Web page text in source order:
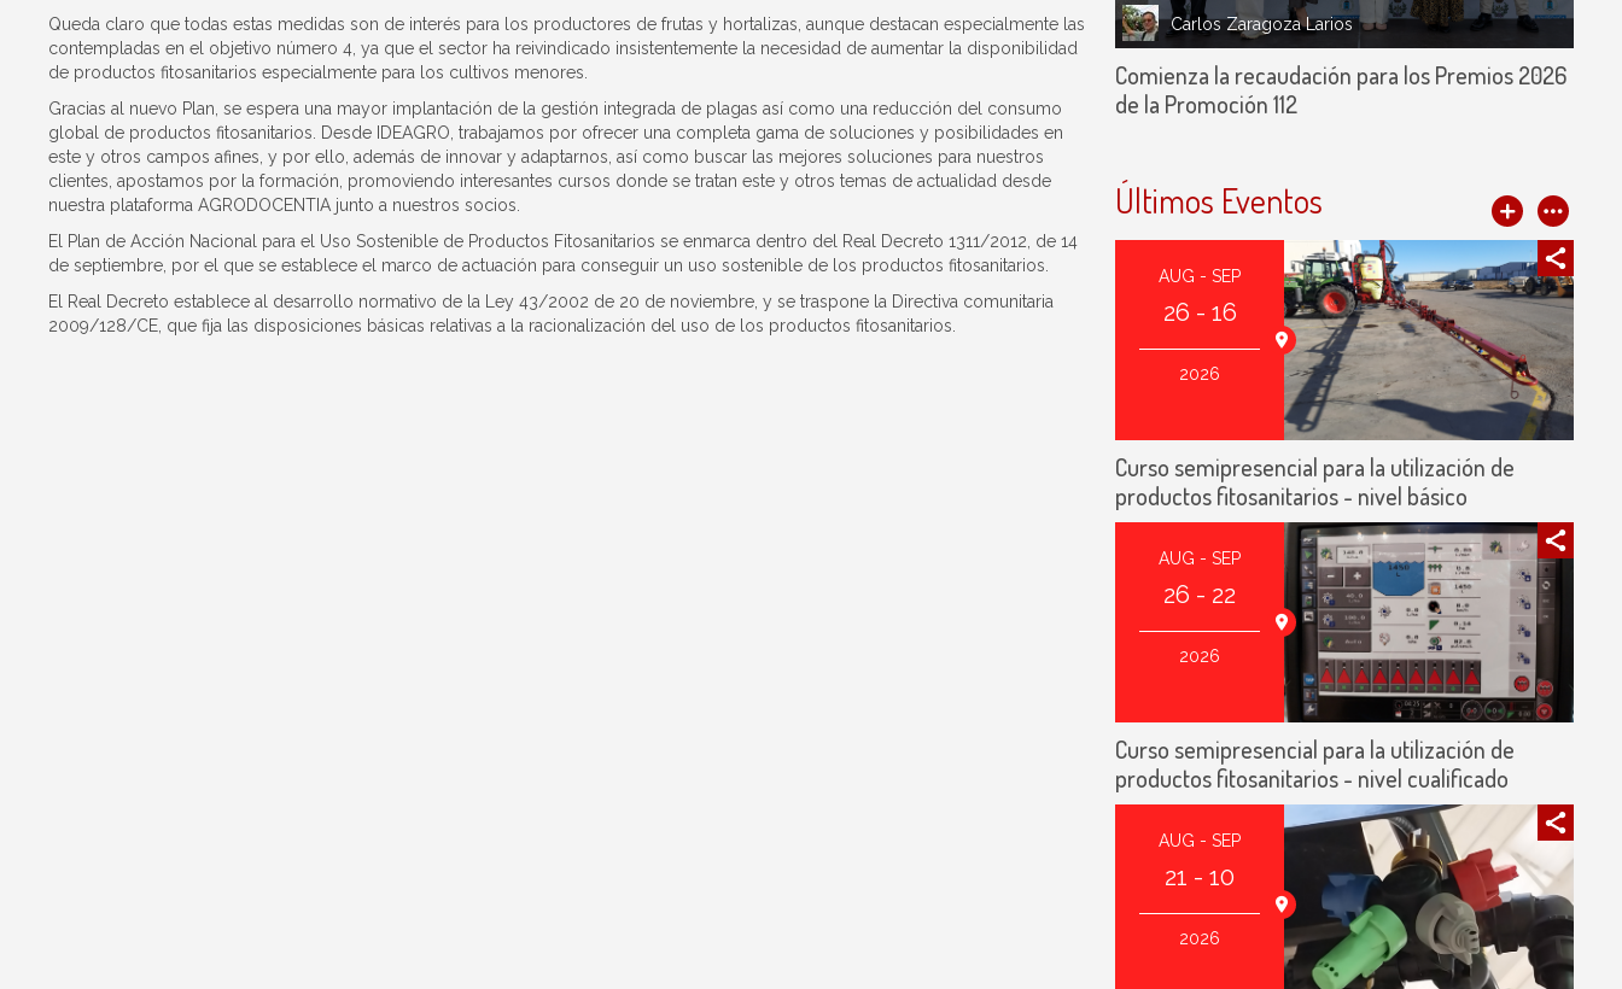
Queda claro que todas estas medidas son de interés para los productores de frutas y hortalizas, aunque destacan especialmente las
contempladas en el objetivo número 4, ya que el sector ha reivindicado insistentemente la necesidad de aumentar la disponibilidad
de productos fitosanitarios especialmente para los cultivos menores.
Gracias al nuevo Plan, se espera una mayor implantación de la gestión integrada de plagas así como una reducción del consumo
global de productos fitosanitarios. Desde IDEAGRO, trabajamos por ofrecer una completa gama de soluciones y posibilidades en
este y otros campos afines, y por ello, además de innovar y adaptarnos, así como buscar las mejores soluciones para nuestros
clientes, apostamos por la formación, promoviendo interesantes cursos donde se tratan este y otros temas de actualidad desde
nuestra plataforma AGRODOCENTIA junto a nuestros socios.
El Plan de Acción Nacional para el Uso Sostenible de Productos Fitosanitarios se enmarca dentro del Real Decreto 1311/2012, de 14
de septiembre, por el que se establece el marco de actuación para conseguir un uso sostenible de los productos fitosanitarios.
El Real Decreto establece al desarrollo normativo de la Ley 43/2002 de 20 de noviembre, y se traspone la Directiva comunitaria
2009/128/CE, que fija las disposiciones básicas relativas a la racionalización del uso de los productos fitosanitarios.
Carlos Zaragoza Larios
Comienza la recaudación para los Premios 2026
de la Promoción 112
Últimos Eventos
AUG - SEP
26 - 16
2026
Curso semipresencial para la utilización de
productos fitosanitarios - nivel básico
AUG - SEP
26 - 22
2026
Curso semipresencial para la utilización de
productos fitosanitarios - nivel cualificado
AUG - SEP
21 - 10
2026